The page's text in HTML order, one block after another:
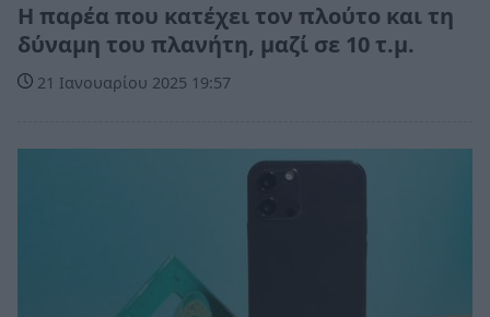
Η παρέα που κατέχει τον πλούτο και τη
δύναμη του πλανήτη, μαζί σε 10 τ.μ.
21 Ιανουαρίου 2025 19:57